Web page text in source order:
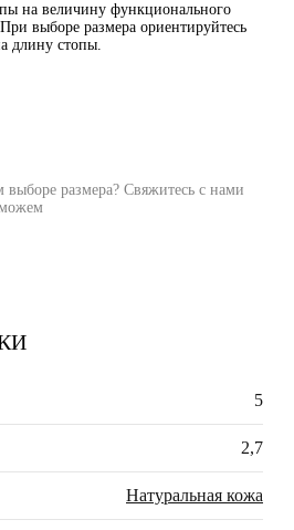
на величину функционального
выборе размера ориентируйтесь
длину стопы.
размера? Свяжитесь с нами
5
2,7
Натуральная кожа